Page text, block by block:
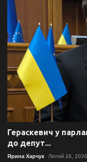
Гераскевич у
до депут...
Ярина Харчук Лютий 26, 2026